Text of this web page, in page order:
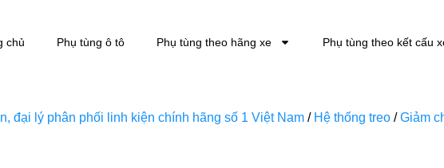
chủ Phụ tùng ô tô Phụ tùng theo hãng xe Phụ tùng theo kết cấu
đại lý phân phối linh kiện chính hãng số 1 Việt Nam / Hệ thống treo /Giảm